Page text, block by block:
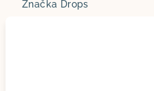
Značka Drops